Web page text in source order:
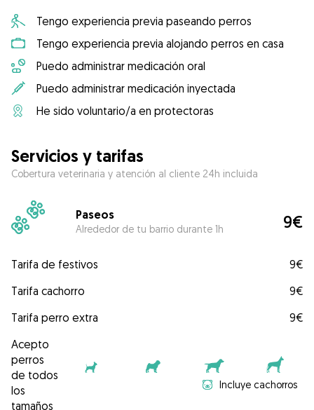
Tengo experiencia previa paseando perros
Tengo experiencia previa alojando perros en casa
Puedo administrar medicación oral
Puedo administrar medicación inyectada
He sido voluntario/a en protectoras
Servicios y tarifas
Cobertura veterinaria y atención al cliente 24h incluida
Paseos
Alrededor de tu barrio durante 1h 9€
Tarifa de festivos
9€
Tarifa cachorro
9€
Tarifa perro extra
9€
Acepto
perros
de todos
los
tamaños
Incluye cachorros